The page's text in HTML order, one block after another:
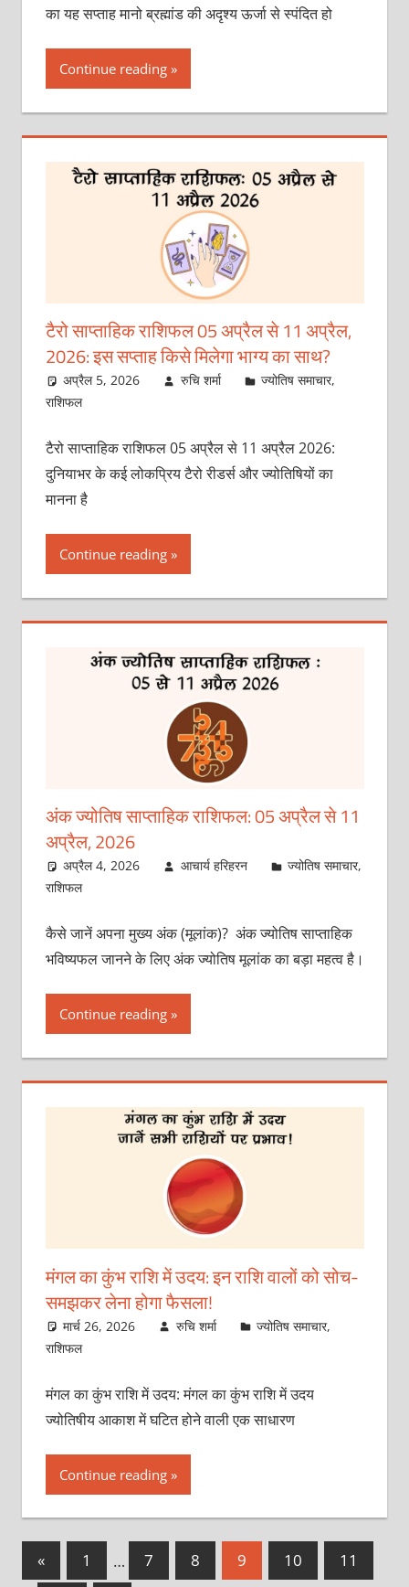
का यह सप्ताह मानो ब्रह्मांड की अदृश्य ऊर्जा से स्पंदित हो
Continue reading
टैरो साप्ताहिक राशिफल 05 अप्रैल से 11 अप्रैल,
2026: इस सप्ताह किसे मिलेगा भाग्य का साथ?
अप्रैल 5, 2026 रुचि शर्मा ज्योतिष समाचार,
राशिफल
टैरो साप्ताहिक राशिफल 05 अप्रैल से 11 अप्रैल 2026:
दुनियाभर के कई लोकप्रिय टैरो रीडर्स और ज्योतिषियों का
मानना है
Continue reading
अंक ज्योतिष साप्ताहिक राशिफल: 05 अप्रैल से 11
अप्रैल, 2026
अप्रैल 4, 2026 आचार्य हरिहरन ज्योतिष समाचार,
राशिफल
कैसे जानें अपना मुख्य अंक (मूलांक)? अंक ज्योतिष साप्ताहिक
भविष्यफल जानने के लिए अंक ज्योतिष मूलांक का बड़ा महत्व है।
Continue reading
मंगल का कुंभ राशि में उदय: इन राशि वालों को सोच-
समझकर लेना होगा फैसला!
मार्च 26, 2026 रुचि शर्मा ज्योतिष समाचार,
राशिफल
मंगल का कुंभ राशि में उदय: मंगल का कुंभ राशि में उदय
ज्योतिषीय आकाश में घटित होने वाली एक साधारण
Continue reading
Posts
«Previous
1 … 7 8 9 10 11